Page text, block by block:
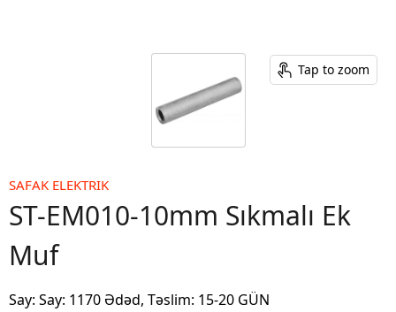
Tap to zoom
SAFAK ELEKTRIK
ST-EM010-10mm Sıkmalı Ek
Muf
Say: Say: 1170 Ədəd, Təslim: 15-20 GÜN